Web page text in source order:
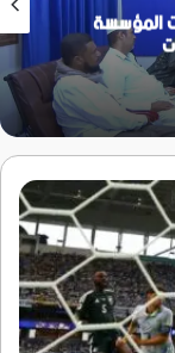
المرأة والشباب